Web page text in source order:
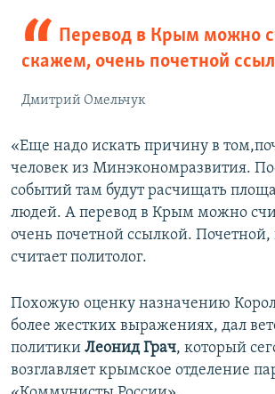
Перевод в Крым можно
скажем, очень почетной
Дмитрий Омельчук
«Еще надо искать причину в
человек из Минэкономразвития.
событий там будут расчищать
людей. А перевод в Крым можно
очень почетной ссылкой. Почетной,
считает политолог.
Похожую оценку назначению
более жестких выражениях, дал
политики Леонид Грач, который
возглавляет крымское отделение